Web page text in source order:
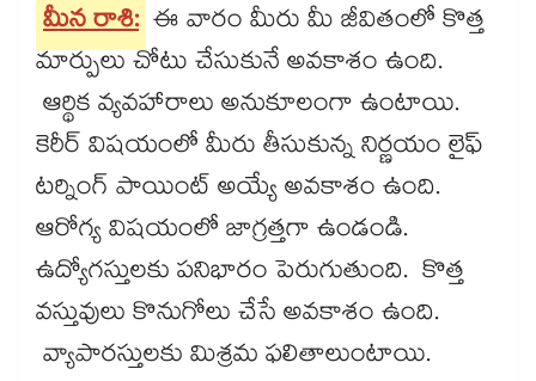
మీన రాశి: ఈ వారం మీరు మీ జీవితంలో కొత్త
మార్పులు చోటు చేసుకునే అవకాశం ఉంది.
ఆర్థిక వ్యవహారాలు అనుకూలంగా ఉంటాయి.
కెరీర్​ విషయంలో మీరు తీసుకున్న నిర్ణయం లైఫ్​
టర్నింగ్​ పాయింట్​ అయ్యే అవకాశం ఉంది.
ఆరోగ్య విషయంలో జాగ్రత్తగా ఉండండి.
ఉద్యోగస్తులకు పనిభారం పెరుగుతుంది. కొత్త
వస్తువులు కొనుగోలు చేసే అవకాశం ఉంది.
వ్యాపారస్తులకు మిశ్రమ ఫలితాలుంటాయి.